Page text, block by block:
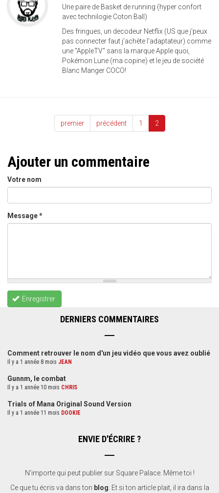
Une paire de Basket de running (hyper confort
avec technilogie Coton Ball)
Des fringues, un decodeur Netflix (US que j'peux
pas connecter faut j'achète l'adaptateur) comme
une "AppleTV" sans la marque Apple quoi,
Pokémon Lune (ma copine) et le jeu de société
Blanc Manger COCO!
premier précédent 1 2
Ajouter un commentaire
Votre nom
Message*
Enregistrer
DERNIERS COMMENTAIRES
Comment retrouver le nom d'un jeu vidéo que vous avez oublié
Il y a 1 année 8 mois JEAN
Gunnm, le combat
Il y a 1 année 10 mois CHRIS
Trials of Mana Original Sound Version
Il y a 1 année 11 mois DOOKIE
ENVIE D'ÉCRIRE ?
N'importe qui peut publier sur Square Palace. Même toi !
Ce que tu écris va dans ton blog. Et si ton article plait, il ira dans la